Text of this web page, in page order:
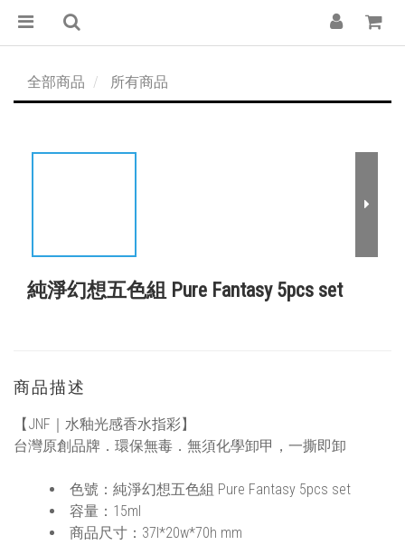
全部商品 所有商品
純淨幻想五色組 Pure Fantasy 5pcs set
商品描述
【JNF｜水釉光感香水指彩】
台灣原創品牌．環保無毒．無須化學卸甲，一撕即卸
色號：純淨幻想五色組 Pure Fantasy 5pcs set
容量：15ml
商品尺寸：37l*20w*70h mm